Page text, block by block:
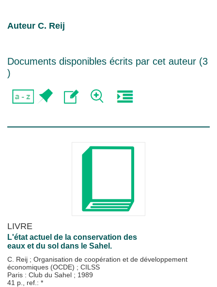
Auteur C. Reij
Documents disponibles écrits par cet auteur (3
)
LIVRE
L'état actuel de la conservation des
eaux et du sol dans le Sahel.
C. Reij ; Organisation de coopération et de développement
économiques (OCDE) ; CILSS
Paris : Club du Sahel ; 1989
41 p., ref.: *